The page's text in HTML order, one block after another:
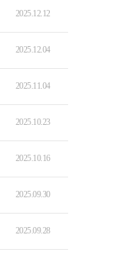
2025.12.12
2025.12.04
2025.11.04
2025.10.23
2025.10.16
2025.09.30
2025.09.28